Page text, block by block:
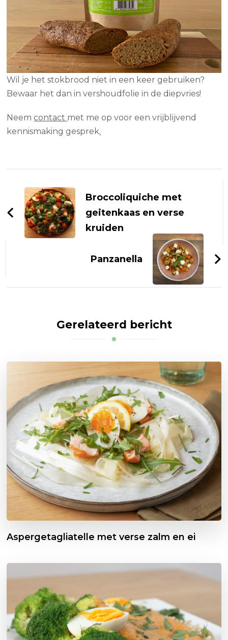
Wil je het stokbrood niet in een keer gebruiken?
Bewaar het dan in vershoudfolie in de diepvries!
Neemcontact met me op voor een vrijblijvend
kennismaking gesprek.
navigatie
Broccoliquiche met
geitenkaas en verse
kruiden
Panzanella
Gerelateerd bericht
Aspergetagliatelle met verse zalm en ei